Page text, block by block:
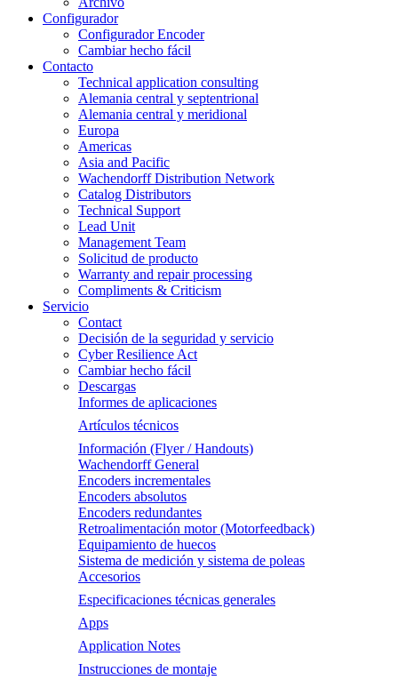
Configurador
Configurador Encoder
Cambiar hecho fácil
Contacto
Technical application consulting
Alemania central y septentrional
Alemania central y meridional
Europa
Americas
Asia and Pacific
Wachendorff Distribution Network
Catalog Distributors
Technical Support
Lead Unit
Management Team
Solicitud de producto
Warranty and repair processing
Compliments & Criticism
Servicio
Contact
Decisión de la seguridad y servicio
Cyber Resilience Act
Cambiar hecho fácil
Descargas
Informes de aplicaciones
Artículos técnicos
Información (Flyer / Handouts)
Wachendorff General
Encoders incrementales
Encoders absolutos
Encoders redundantes
Retroalimentación motor (Motorfeedback)
Equipamiento de huecos
Sistema de medición y sistema de poleas
Accesorios
Especificaciones técnicas generales
Apps
Application Notes
Instrucciones de montaje